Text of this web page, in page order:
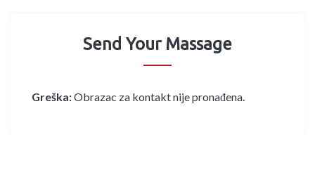
Send Your Massage
Greška:Obrazac za kontakt nije pronađena.